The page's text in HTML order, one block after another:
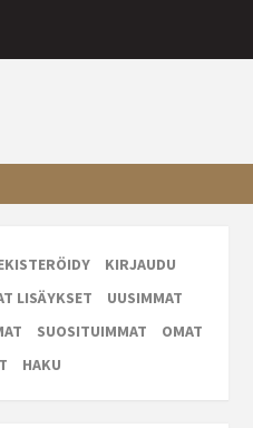
KIRJAUDU
LISÄYKSET
UUSIMMAT
SUOSITUIMMAT
OMAT
HAKU